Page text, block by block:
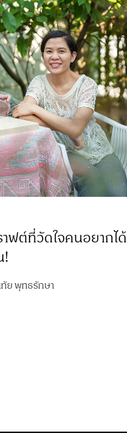
ฟต์ที่วัดใจคนอยากได้
!
ย พุทธรักษา